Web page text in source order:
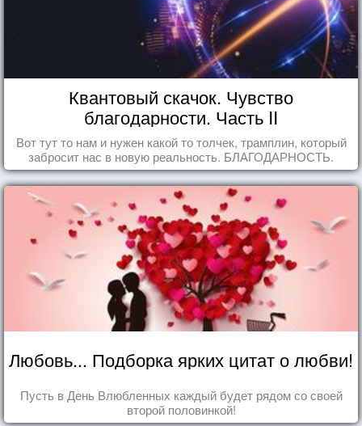
Квантовый скачок. Чувство
благодарности. Часть II
Вот тут то нам и нужен какой то толчек, трамплин, который
забросит нас в новую реальность. БЛАГОДАРНОСТЬ.
Любовь... Подборка ярких цитат о любви!
Пусть в День Влюбленных каждый будет рядом со своей
второй половинкой!